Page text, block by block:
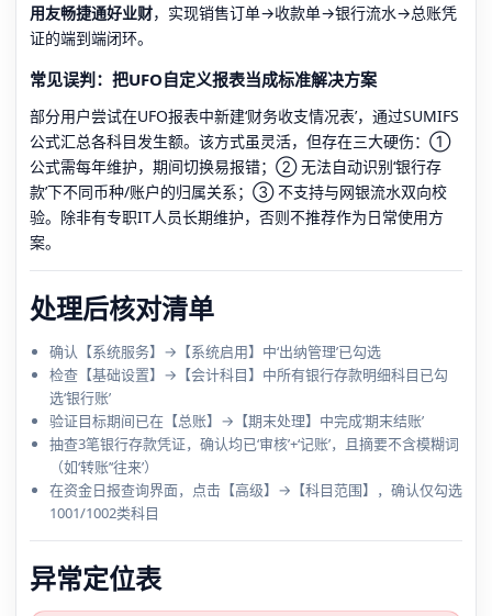
用友畅捷通好业财，实现销售订单→收款单→银行流水→总账凭
证的端到端闭环。
常见误判：把UFO自定义报表当成标准解决方案
部分用户尝试在UFO报表中新建‘财务收支情况表’，通过SUMIFS
公式汇总各科目发生额。该方式虽灵活，但存在三大硬伤：①
公式需每年维护，期间切换易报错；② 无法自动识别‘银行存
款’下不同币种/账户的归属关系；③ 不支持与网银流水双向校
验。除非有专职IT人员长期维护，否则不推荐作为日常使用方
案。
处理后核对清单
确认【系统服务】→【系统启用】中‘出纳管理’已勾选
检查【基础设置】→【会计科目】中所有银行存款明细科目已勾
选‘银行账’
验证目标期间已在【总账】→【期末处理】中完成‘期末结账’
抽查3笔银行存款凭证，确认均已‘审核’+‘记账’，且摘要不含模糊词
（如‘转账’‘往来’）
在资金日报查询界面，点击【高级】→【科目范围】，确认仅勾选
1001/1002类科目
异常定位表